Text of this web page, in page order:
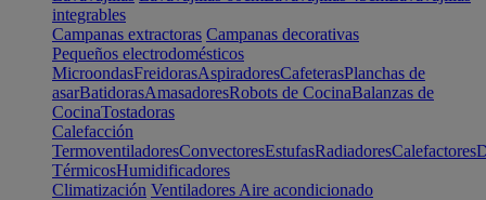
integrables
Campanas extractoras Campanas decorativas
Pequeños electrodomésticos
MicroondasFreidorasAspiradoresCafeterasPlanchas de
asarBatidorasAmasadoresRobots de CocinaBalanzas de
CocinaTostadoras
Calefacción
TermoventiladoresConvectoresEstufasRadiadoresCalefactores
TérmicosHumidificadores
Climatización Ventiladores Aire acondicionado